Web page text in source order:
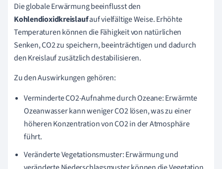
Die globale Erwärmung beeinflusst den
Kohlendioxidkreislaufauf vielfältige Weise. Erhöhte
Temperaturen können die Fähigkeit von natürlichen
Senken, CO2 zu speichern, beeinträchtigen und dadurch
den Kreislauf zusätzlich destabilisieren.
Zu den Auswirkungen gehören:
Verminderte CO2-Aufnahme durch Ozeane: Erwärmte
Ozeanwasser kann weniger CO2 lösen, was zu einer
höheren Konzentration von CO2 in der Atmosphäre
führt.
Veränderte Vegetationsmuster: Erwärmung und